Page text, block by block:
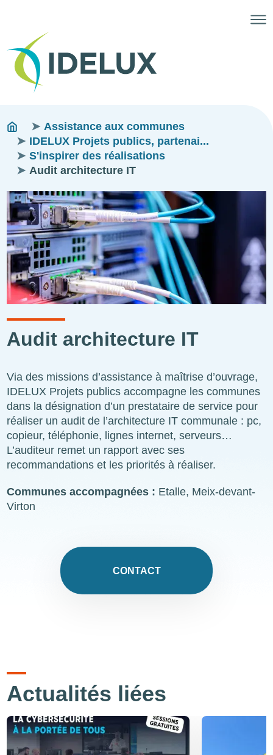
Fils
d'ariane
You
are
here:
Assistance aux communes
IDELUX Projets publics, partenai...
S'inspirer des réalisations
Audit architecture IT
Image
Audit architecture IT
Via des missions d’assistance à maîtrise d’ouvrage,
IDELUX Projets publics accompagne les communes
dans la désignation d’un prestataire de service pour
réaliser un audit de l’architecture IT communale : pc,
copieur, téléphonie, lignes internet, serveurs…
L’auditeur remet un rapport avec ses
recommandations et les priorités à réaliser.
Communes accompagnées : Etalle, Meix-devant-
Virton
CONTACT
Actualités liées